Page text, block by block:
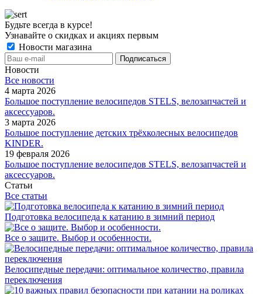
Будьте всегда в курсе!
Узнавайте о скидках и акциях первым
Новости магазина
Новости
Все новости
4 марта 2026
Большое поступление велосипедов STELS, велозапчастей и
аксессуаров.
3 марта 2026
Большое поступление детских трёхколесных велосипедов
KINDER.
19 февраля 2026
Большое поступление велосипедов STELS, велозапчастей и
аксессуаров.
Статьи
Все статьи
Подготовка велосипеда к катанию в зимний период
Все о защите. Выбор и особенности.
Велосипедные передачи: оптимальное количество, правила
переключения